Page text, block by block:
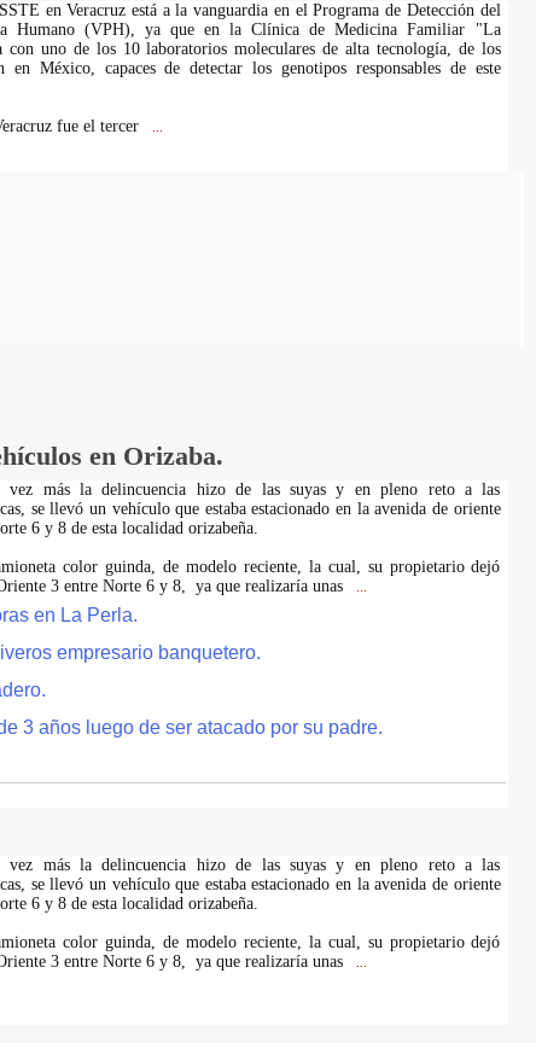
en Veracruz está a la vanguardia en el Programa de Detección del
Humano (VPH), ya que en la Clínica de Medicina Familiar "La
con uno de los 10 laboratorios moleculares de alta tecnología, de los
en México, capaces de detectar los genotipos responsables de este
fue el tercer
en Orizaba.
vez más la delincuencia hizo de las suyas y en pleno reto a las
se llevó un vehículo que estaba estacionado en la avenida de oriente
6 y 8 de esta localidad orizabeña.
color guinda, de modelo reciente, la cual, su propietario dejó
3 entre Norte 6 y 8, ya que realizaría unas
en La Perla.
empresario banquetero.
3 años luego de ser atacado por su padre.
vez más la delincuencia hizo de las suyas y en pleno reto a las
se llevó un vehículo que estaba estacionado en la avenida de oriente
6 y 8 de esta localidad orizabeña.
color guinda, de modelo reciente, la cual, su propietario dejó
3 entre Norte 6 y 8, ya que realizaría unas